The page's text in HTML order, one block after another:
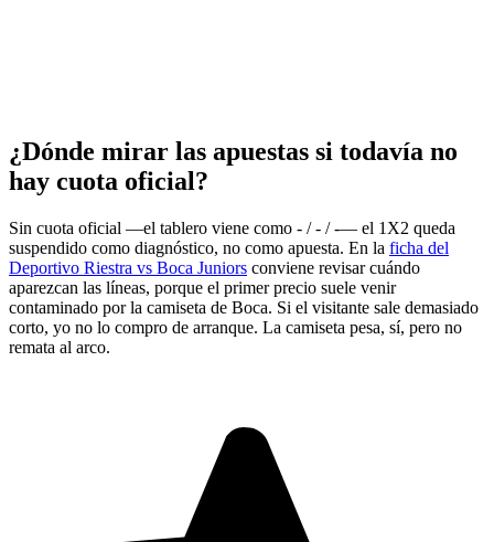
¿Dónde mirar las apuestas si todavía no
hay cuota oficial?
Sin cuota oficial —el tablero viene como - / - / -— el 1X2 queda
suspendido como diagnóstico, no como apuesta. En la ficha del
Deportivo Riestra vs Boca Juniors conviene revisar cuándo
aparezcan las líneas, porque el primer precio suele venir
contaminado por la camiseta de Boca. Si el visitante sale demasiado
corto, yo no lo compro de arranque. La camiseta pesa, sí, pero no
remata al arco.